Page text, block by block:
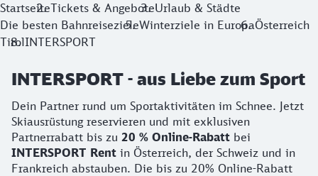
StartseiteTickets & AngeboteUrlaub & Städte
Die besten BahnreisezieleWinterziele in EuropaÖsterreich
TirolINTERSPORT
INTERSPORT - aus Liebe zum Sport
Dein Partner rund um Sportaktivitäten im Schnee. Jetzt
Skiausrüstung reservieren und mit exklusiven
Partnerrabatt bis zu 20 % Online-Rabatt bei
INTERSPORT Rent in Österreich, der Schweiz und in
Frankreich abstauben. Die bis zu 20% Online-Rabatt